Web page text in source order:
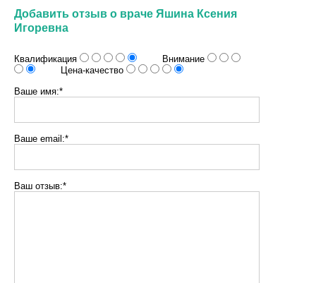
Добавить отзыв о враче Яшина Ксения
Игоревна
Квалификация
Внимание
Цена-качество
Ваше имя:*
Ваше email:*
Ваш отзыв:*